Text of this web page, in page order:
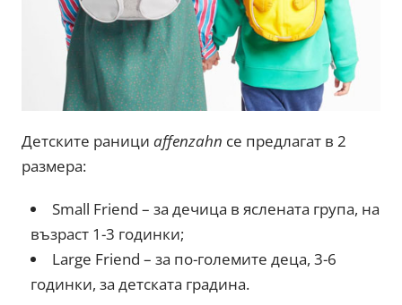
Детските ранициaffenzahn се предлагат в 2
размера:
Small Friend – за дечица в яслената група, на
възраст 1-3 годинки;
Large Friend – за по-големите деца, 3-6
годинки, за детската градина.